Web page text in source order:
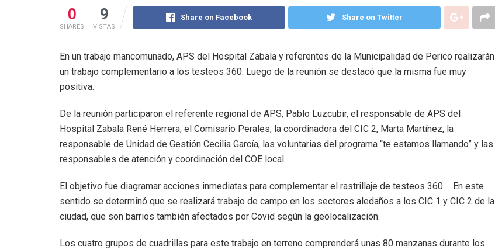
0
SHARES
9
VISTAS
Share on Facebook Share on Twitter
En un trabajo mancomunado, APS del Hospital Zabala y referentes de la Municipalidad de Perico realizarán
un trabajo complementario a los testeos 360. Luego de la reunión se destacó que la misma fue muy
positiva.
De la reunión participaron el referente regional de APS, Pablo Luzcubir, el responsable de APS del
Hospital Zabala René Herrera, el Comisario Perales, la coordinadora del CIC 2, Marta Martínez, la
responsable de Unidad de Gestión Cecilia García, las voluntarias del programa “te estamos llamando” y las
responsables de atención y coordinación del COE local.
El objetivo fue diagramar acciones inmediatas para complementar el rastrillaje de testeos 360. En este
sentido se determinó que se realizará trabajo de campo en los sectores aledaños a los CIC 1 y CIC 2 de la
ciudad, que son barrios también afectados por Covid según la geolocalización.
Los cuatro grupos de cuadrillas para este trabajo en terreno comprenderá unas 80 manzanas durante los